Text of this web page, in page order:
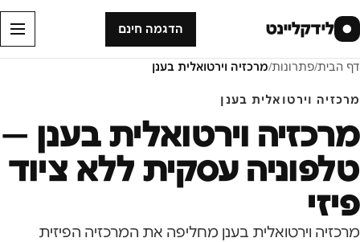
● לידקליינט הדגמה חינם
דף הבית/פתרונות/מרכזיה וירטואלית בענן
מרכזיה וירטואלית בענן
מרכזיה וירטואלית בענן —
טלפוניה עסקית ללא ציוד
פיזי
מרכזיה וירטואלית בענן מחליפה את המרכזיה הפיזית